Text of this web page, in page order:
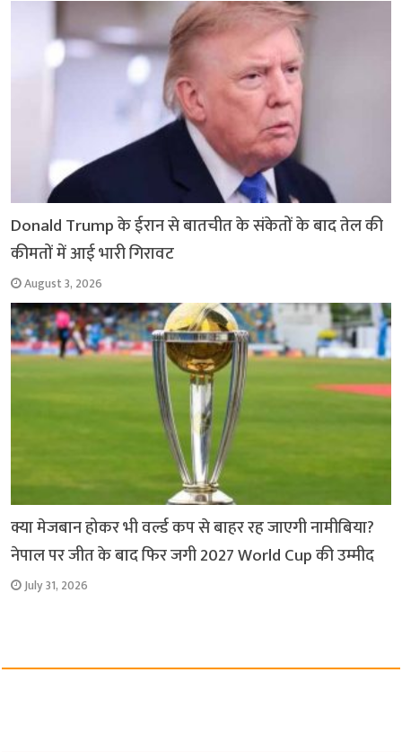
Donald Trump के ईरान से बातचीत के संकेतों के बाद तेल की
कीमतों में आई भारी गिरावट
August 3, 2026
क्या मेजबान होकर भी वर्ल्ड कप से बाहर रह जाएगी नामीबिया?
नेपाल पर जीत के बाद फिर जगी 2027 World Cup की उम्मीद
July 31, 2026